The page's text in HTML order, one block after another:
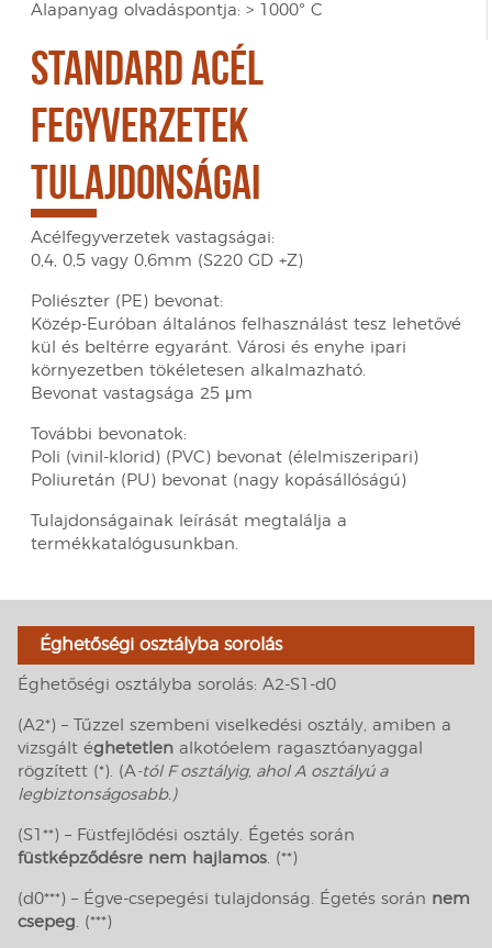
Alapanyag olvadáspontja: > 1000° C
STANDARD ACÉL
FEGYVERZETEK
TULAJDONSÁGAI
Acélfegyverzetek vastagságai:
0,4, 0,5 vagy 0,6mm (S220 GD +Z)
Poliészter (PE) bevonat:
Közép-Euróban általános felhasználást tesz lehetővé
kül és beltérre egyaránt. Városi és enyhe ipari
környezetben tökéletesen alkalmazható.
Bevonat vastagsága 25 μm
További bevonatok:
Poli (vinil-klorid) (PVC) bevonat (élelmiszeripari)
Poliuretán (PU) bevonat (nagy kopásállóságú)
Tulajdonságainak leírását megtalálja a
termékkatalógusunkban.
Éghetőségi osztályba sorolás
Éghetőségi osztályba sorolás: A2-S1-d0
(A2*) – Tűzzel szembeni viselkedési osztály, amiben a
vizsgált éghetetlen alkotóelem ragasztóanyaggal
rögzített (*). (A-tól F osztályig, ahol A osztályú a
legbiztonságosabb.)
(S1**) – Füstfejlődési osztály. Égetés során
füstképződésre nem hajlamos. (**)
(d0***) – Égve-csepegési tulajdonság. Égetés során nem
csepeg. (***)